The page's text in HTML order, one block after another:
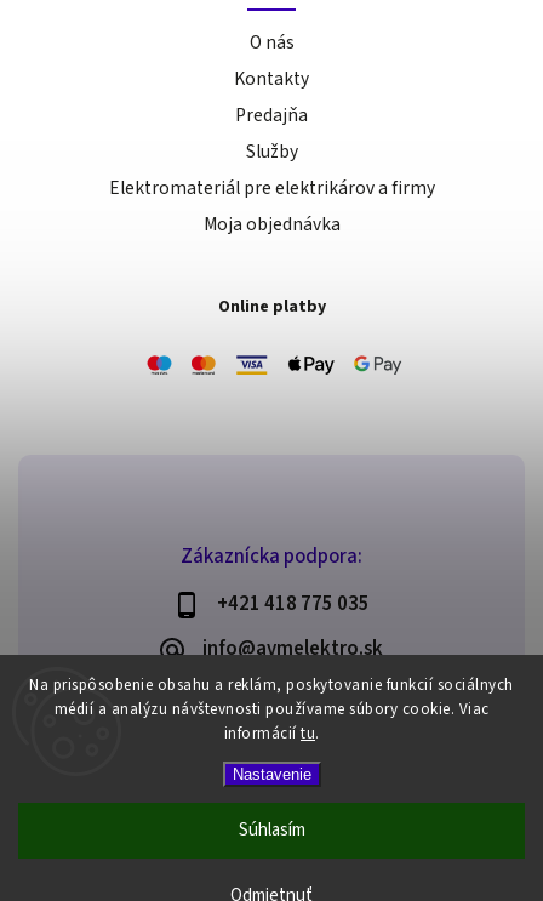
Na prispôsobenie obsahu a reklám, poskytovanie funkcií sociálnych
médií a analýzu návštevnosti používame súbory cookie. Viac
informácií tu.
Nastavenie
Odmietnuť
Súhlasím
Zákaznícka podpora:
+421 418 775 035
info@avmelektro.sk
O nás
Kontakty
Predajňa
Služby
Elektromateriál pre elektrikárov a firmy
Moja objednávka
Online platby
AVM elektro. Všetky práva vyhradené.
Upraviť nastavenie cookies
Shoptet | Design